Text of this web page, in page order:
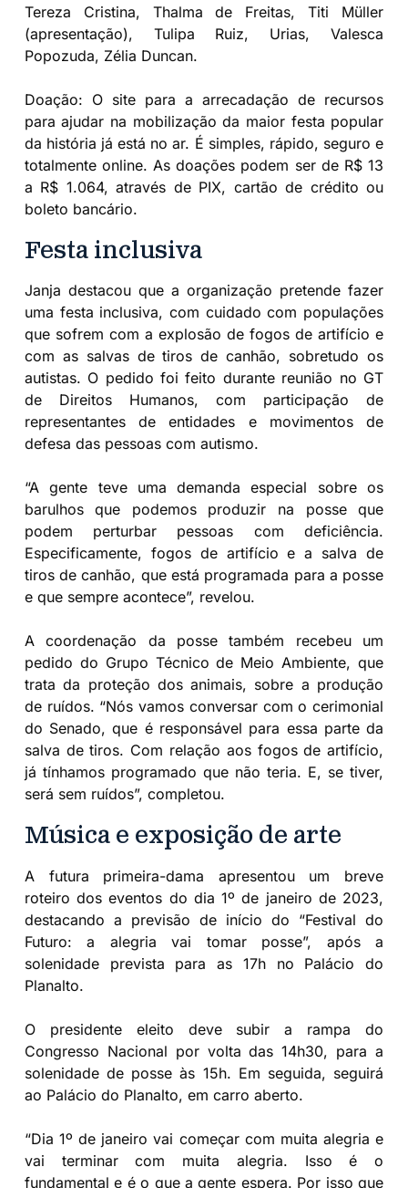
Tereza Cristina, Thalma de Freitas, Titi Müller
(apresentação), Tulipa Ruiz, Urias, Valesca
Popozuda, Zélia Duncan.
Doação: O site para a arrecadação de recursos
para ajudar na mobilização da maior festa popular
da história já está no ar. É simples, rápido, seguro e
totalmente online. As doações podem ser de R$ 13
a R$ 1.064, através de PIX, cartão de crédito ou
boleto bancário.
Festa inclusiva
Janja destacou que a organização pretende fazer
uma festa inclusiva, com cuidado com populações
que sofrem com a explosão de fogos de artifício e
com as salvas de tiros de canhão, sobretudo os
autistas. O pedido foi feito durante reunião no GT
de Direitos Humanos, com participação de
representantes de entidades e movimentos de
defesa das pessoas com autismo.
“A gente teve uma demanda especial sobre os
barulhos que podemos produzir na posse que
podem perturbar pessoas com deficiência.
Especificamente, fogos de artifício e a salva de
tiros de canhão, que está programada para a posse
e que sempre acontece”, revelou.
A coordenação da posse também recebeu um
pedido do Grupo Técnico de Meio Ambiente, que
trata da proteção dos animais, sobre a produção
de ruídos. “Nós vamos conversar com o cerimonial
do Senado, que é responsável para essa parte da
salva de tiros. Com relação aos fogos de artifício,
já tínhamos programado que não teria. E, se tiver,
será sem ruídos”, completou.
Música e exposição de arte
A futura primeira-dama apresentou um breve
roteiro dos eventos do dia 1º de janeiro de 2023,
destacando a previsão de início do “Festival do
Futuro: a alegria vai tomar posse”, após a
solenidade prevista para as 17h no Palácio do
Planalto.
O presidente eleito deve subir a rampa do
Congresso Nacional por volta das 14h30, para a
solenidade de posse às 15h. Em seguida, seguirá
ao Palácio do Planalto, em carro aberto.
“Dia 1º de janeiro vai começar com muita alegria e
vai terminar com muita alegria. Isso é o
fundamental e é o que a gente espera. Por isso que